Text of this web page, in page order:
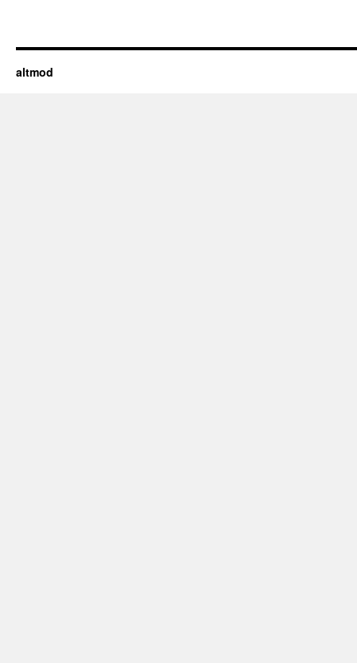
altmod